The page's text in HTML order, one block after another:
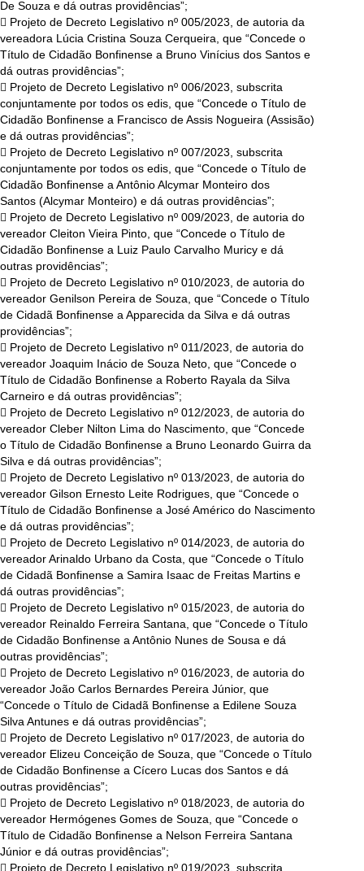
De Souza e dá outras providências”;
 Projeto de Decreto Legislativo nº 005/2023, de autoria da
vereadora Lúcia Cristina Souza Cerqueira, que “Concede o
Título de Cidadão Bonfinense a Bruno Vinícius dos Santos e
dá outras providências”;
 Projeto de Decreto Legislativo nº 006/2023, subscrita
conjuntamente por todos os edis, que “Concede o Título de
Cidadão Bonfinense a Francisco de Assis Nogueira (Assisão)
e dá outras providências”;
 Projeto de Decreto Legislativo nº 007/2023, subscrita
conjuntamente por todos os edis, que “Concede o Título de
Cidadão Bonfinense a Antônio Alcymar Monteiro dos
Santos (Alcymar Monteiro) e dá outras providências”;
 Projeto de Decreto Legislativo nº 009/2023, de autoria do
vereador Cleiton Vieira Pinto, que “Concede o Título de
Cidadão Bonfinense a Luiz Paulo Carvalho Muricy e dá
outras providências”;
 Projeto de Decreto Legislativo nº 010/2023, de autoria do
vereador Genilson Pereira de Souza, que “Concede o Título
de Cidadã Bonfinense a Apparecida da Silva e dá outras
providências”;
 Projeto de Decreto Legislativo nº 011/2023, de autoria do
vereador Joaquim Inácio de Souza Neto, que “Concede o
Título de Cidadão Bonfinense a Roberto Rayala da Silva
Carneiro e dá outras providências”;
 Projeto de Decreto Legislativo nº 012/2023, de autoria do
vereador Cleber Nilton Lima do Nascimento, que “Concede
o Título de Cidadão Bonfinense a Bruno Leonardo Guirra da
Silva e dá outras providências”;
 Projeto de Decreto Legislativo nº 013/2023, de autoria do
vereador Gilson Ernesto Leite Rodrigues, que “Concede o
Título de Cidadão Bonfinense a José Américo do Nascimento
e dá outras providências”;
 Projeto de Decreto Legislativo nº 014/2023, de autoria do
vereador Arinaldo Urbano da Costa, que “Concede o Título
de Cidadã Bonfinense a Samira Isaac de Freitas Martins e
dá outras providências”;
 Projeto de Decreto Legislativo nº 015/2023, de autoria do
vereador Reinaldo Ferreira Santana, que “Concede o Título
de Cidadão Bonfinense a Antônio Nunes de Sousa e dá
outras providências”;
 Projeto de Decreto Legislativo nº 016/2023, de autoria do
vereador João Carlos Bernardes Pereira Júnior, que
“Concede o Título de Cidadã Bonfinense a Edilene Souza
Silva Antunes e dá outras providências”;
 Projeto de Decreto Legislativo nº 017/2023, de autoria do
vereador Elizeu Conceição de Souza, que “Concede o Título
de Cidadão Bonfinense a Cícero Lucas dos Santos e dá
outras providências”;
 Projeto de Decreto Legislativo nº 018/2023, de autoria do
vereador Hermógenes Gomes de Souza, que “Concede o
Título de Cidadão Bonfinense a Nelson Ferreira Santana
Júnior e dá outras providências”;
 Projeto de Decreto Legislativo nº 019/2023, subscrita